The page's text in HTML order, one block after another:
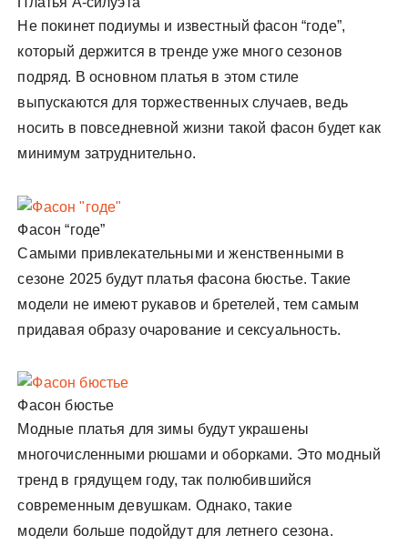
Не покинет подиумы и известный фасон “годе”,
который держится в тренде уже много сезонов
подряд. В основном платья в этом стиле
выпускаются для торжественных случаев, ведь
носить в повседневной жизни такой фасон будет как
минимум затруднительно.
Фасон “годе”
Самыми привлекательными и женственными в
сезоне 2025 будут платья фасона бюстье. Такие
модели не имеют рукавов и бретелей, тем самым
придавая образу очарование и сексуальность.
Фасон бюстье
Модные платья для зимы будут украшены
многочисленными рюшами и оборками. Это модный
тренд в грядущем году, так полюбившийся
современным девушкам. Однако, такие
модели больше подойдут для летнего сезона.